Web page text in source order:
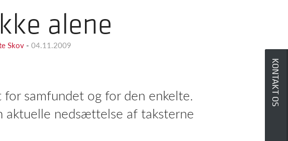
alene
Skov - 04.11.2009
samfundet og for den enkelte.
aktuelle nedsættelse af taksterne
KONTAKT OS